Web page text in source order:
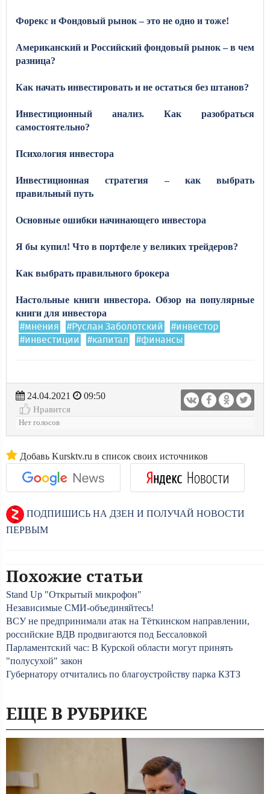
Форекс и Фондовый рынок – это не одно и тоже!
Американский и Российский фондовый рынок – в чем
разница?
Как начать инвестировать и не остаться без штанов?
Инвестиционный анализ. Как разобраться
самостоятельно?
Психология инвестора
Инвестиционная стратегия – как выбрать
правильный путь
Основные ошибки начинающего инвестора
Я бы купил! Что в портфеле у великих трейдеров?
Как выбрать правильного брокера
Настольные книги инвестора. Обзор на популярные
книги для инвестора
#мнения #Руслан Заболотский
#инвестор
#инвестиции
#капитал #финансы
24.04.2021
09:50
Нравится
Нет голосов
Добавь Kursktv.ru в список своих источников
ПОДПИШИСЬ НА ДЗЕН И ПОЛУЧАЙ НОВОСТИ
ПЕРВЫМ
Похожие статьи
Stand Up "Открытый микрофон"
Независимые СМИ-объединяйтесь!
ВСУ не предпринимали атак на Тёткинском направлении,
российские ВДВ продвигаются под Бессаловкой
Парламентский час: В Курской области могут принять
"полусухой" закон
Губернатору отчитались по благоустройству парка КЗТЗ
ЕЩЕ В РУБРИКЕ